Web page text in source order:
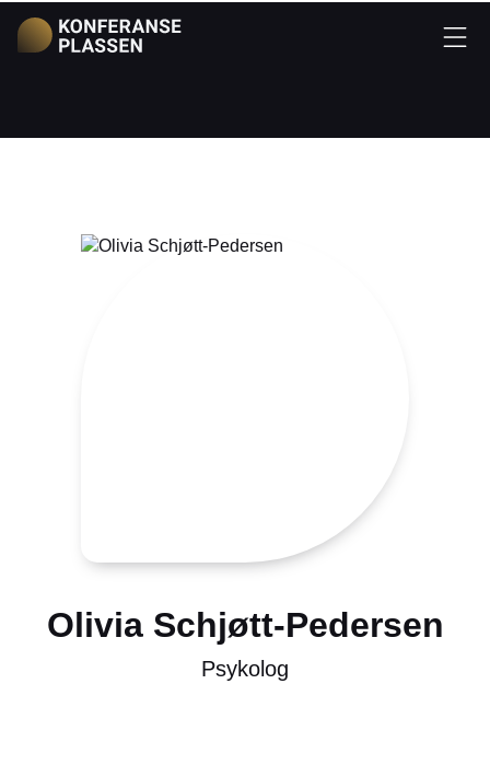
Olivia Schjøtt-Pedersen
Psykolog